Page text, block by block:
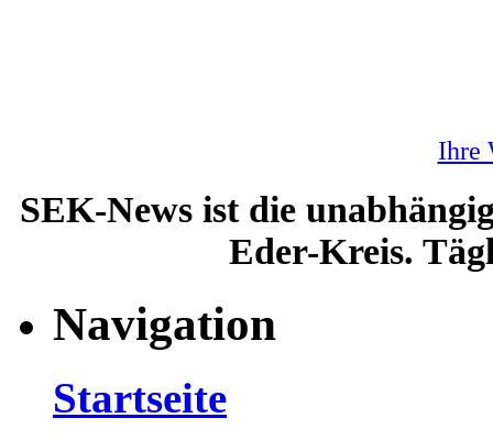
Ihre
SEK-News ist die
Eder-Kreis.
Navigation
Startseite